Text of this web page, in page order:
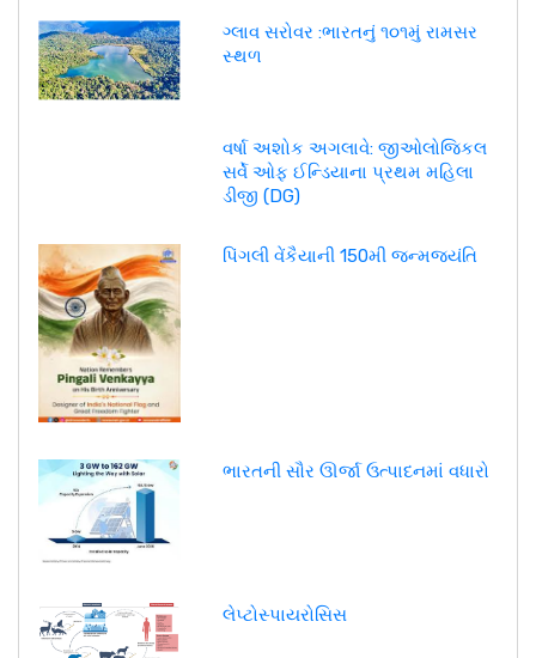
ગ્લાવ સરોવર :ભારતનું ૧૦૧મું રામસર
સ્થળ
વર્ષા અશોક અગલાવે: જીઓલોજિકલ
સર્વે ઓફ ઈન્ડિયાના પ્રથમ મહિલા
ડીજી (DG)
પિંગલી વેંકૈયાની 150મી જન્મજયંતિ
ભારતની સૌર ઊર્જા ઉત્પાદનમાં વધારો
લેપ્ટોસ્પાયરોસિસ